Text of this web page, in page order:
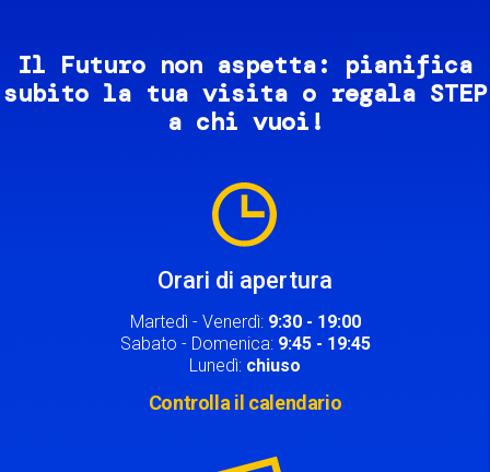
Il Futuro non aspetta: pianifica
subito la tua visita o regala STEP
a chi vuoi!
Orari di apertura
Martedì - Venerdì: 9:30 - 19:00
Sabato - Domenica: 9:45 - 19:45
Lunedì: chiuso
Controlla il calendario